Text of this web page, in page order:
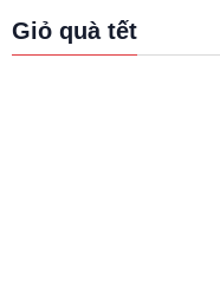
Giỏ quà tết